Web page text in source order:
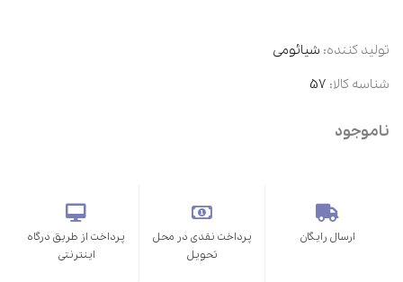
تولید کننده: شیائومی
شناسه کالا:
ناموجود
ارسال رایگان
پرداخت نقدی در محل
تحویل
پرداخت از طریق درگاه
اینترنتی